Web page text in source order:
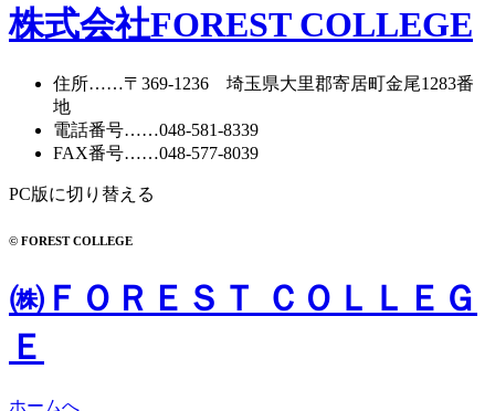
株式会社FOREST COLLEGE
住所……〒369-1236 埼玉県大里郡寄居町金尾1283番
地
電話番号……048-581-8339
FAX番号……048-577-8039
PC版に切り替える
© FOREST COLLEGE
㈱ＦＯＲＥＳＴ ＣＯＬＬＥＧ
Ｅ
ホームへ